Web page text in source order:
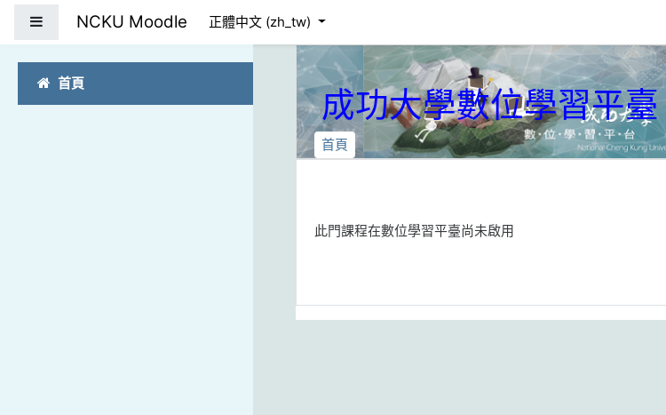
首頁
NCKU Moodle 正體中文 ‎(zh_tw)‎
成功大學數位學習平臺
首頁
此門課程在數位學習平臺尚未啟用